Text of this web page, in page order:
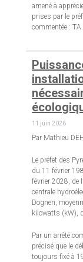
amené à
prises par le
commentée :
11 juin 2026
Par Mathieu
Le préfet des
du 11 février
février 2028, de
centrale
Dognen,
kilowatts (kW),
Par un arrêté
précisé que le
toujours fixé à